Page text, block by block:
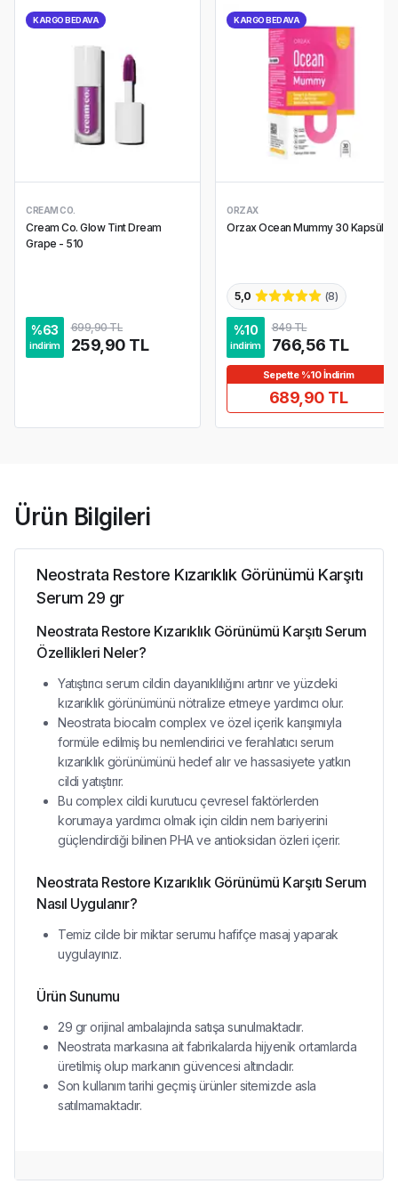
KARGO BEDAVA
CREAM CO.
Cream Co. Glow Tint Dream
Grape - 510
%63
indirim
699,90 TL
259,90 TL
KARGO BEDAVA
ORZAX
Orzax Ocean Mummy 30 Kapsül
5,0 (8)
%10
indirim
849 TL
766,56 TL
Sepette %10 İndirim
689,90 TL
Ürün Bilgileri
Neostrata Restore Kızarıklık Görünümü Karşıtı
Serum 29 gr
Neostrata Restore Kızarıklık Görünümü Karşıtı Serum
Özellikleri Neler?
Yatıştırıcı serum cildin dayanıklılığını artırır ve yüzdeki
kızarıklık görünümünü nötralize etmeye yardımcı olur.
Neostrata biocalm complex ve özel içerik karışımıyla
formüle edilmiş bu nemlendirici ve ferahlatıcı serum
kızarıklık görünümünü hedef alır ve hassasiyete yatkın
cildi yatıştırır.
Bu complex cildi kurutucu çevresel faktörlerden
korumaya yardımcı olmak için cildin nem bariyerini
güçlendirdiği bilinen PHA ve antioksidan özleri içerir.
Neostrata Restore Kızarıklık Görünümü Karşıtı Serum
Nasıl Uygulanır?
Temiz cilde bir miktar serumu hafifçe masaj yaparak
uygulayınız.
Ürün Sunumu
29 gr orijinal ambalajında satışa sunulmaktadır.
Neostrata markasına ait fabrikalarda hijyenik ortamlarda
üretilmiş olup markanın güvencesi altındadır.
Son kullanım tarihi geçmiş ürünler sitemizde asla
satılmamaktadır.